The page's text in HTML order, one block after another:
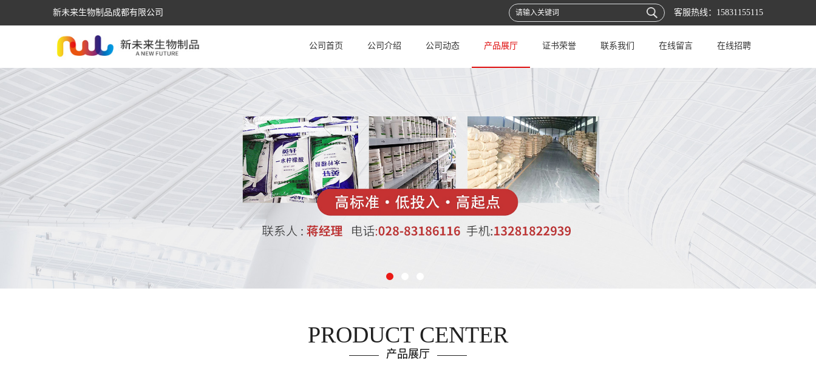
新未来生物制品成都有限公司 客服热线： 15831155115
公司首页 公司介绍 公司动态 产品展厅 证书荣誉 联系我们 在线留言 在线招聘
PRODUCT CENTER
产品展厅